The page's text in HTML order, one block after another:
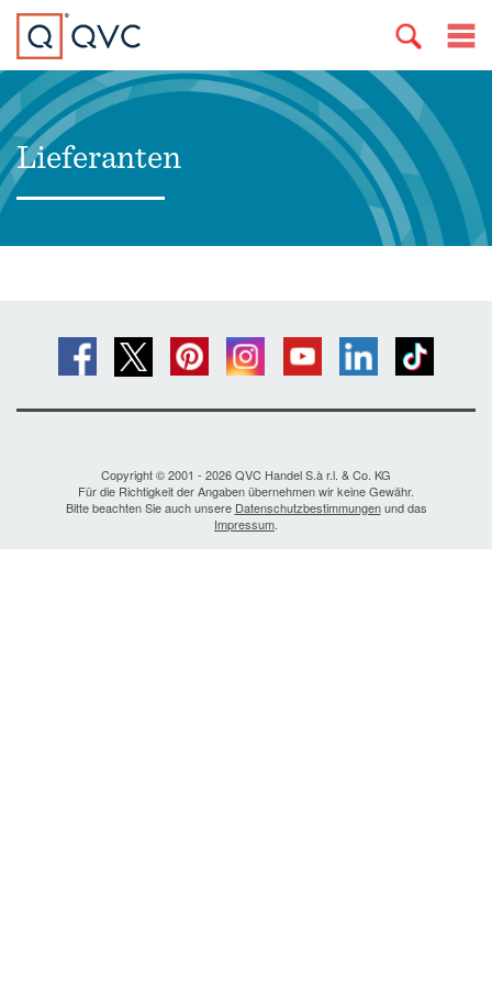
Lieferanten
Copyright © 2001 - 2026 QVC Handel S.à r.l. & Co. KG
Für die Richtigkeit der Angaben übernehmen wir keine Gewähr.
Bitte beachten Sie auch unsere Datenschutzbestimmungenund das
Impressum.